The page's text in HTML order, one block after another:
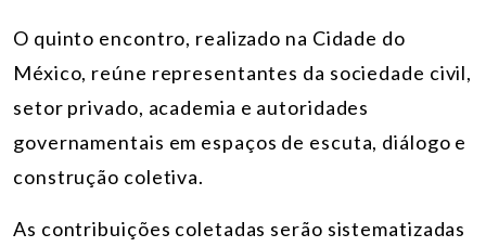
O quinto encontro, realizado na Cidade do
México, reúne representantes da sociedade civil,
setor privado, academia e autoridades
governamentais em espaços de escuta, diálogo e
construção coletiva.
As contribuições coletadas serão sistematizadas